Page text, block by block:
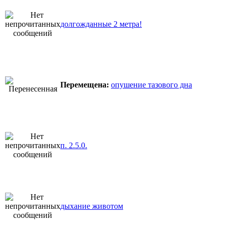
долгожданные 2 метра!
Перемещена: опушение тазового дна
п. 2.5.0.
дыхание животом